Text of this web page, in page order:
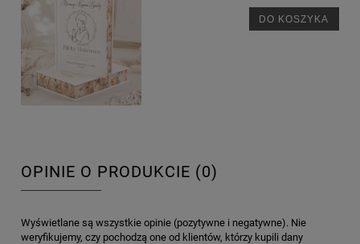
DO KOSZYKA
OPINIE O PRODUKCIE (0)
Wyświetlane są wszystkie opinie (pozytywne i negatywne). Nie
weryfikujemy, czy pochodzą one od klientów, którzy kupili dany